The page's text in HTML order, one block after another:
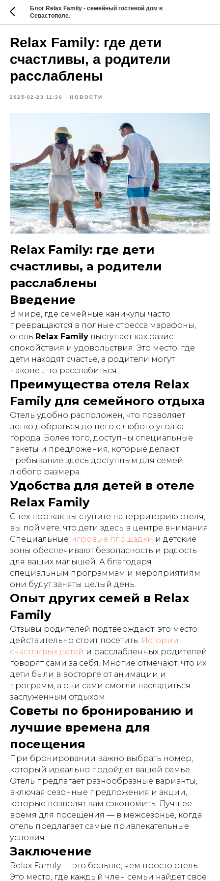
Блог Relax Family - семейный гостевой дом в
Севастополе.
Relax Family: где дети
счастливы, а родители
расслаблены
2025-02-23 11:36 НОВОСТИ
Relax Family: где дети
счастливы, а родители
расслаблены
Введение
В мире, где семейные каникулы часто
превращаются в полные стресса марафоны,
отель Relax Family выступает как оазис
спокойствия и удовольствия. Это место, где
дети находят счастье, а родители могут
наконец-то расслабиться.
Преимущества отеля Relax
Family для семейного отдыха
Отель удобно расположен, что позволяет
легко добраться до него с любого уголка
города. Более того, доступны специальные
пакеты и предложения, которые делают
пребывание здесь доступным для семей
любого размера.
Удобства для детей в отеле
Relax Family
С тех пор как вы ступите на территорию отеля,
вы поймете, что дети здесь в центре внимания.
Специальные игровые площадки и детские
зоны обеспечивают безопасность и радость
для ваших малышей. А благодаря
специальным программам и мероприятиям
они будут заняты целый день.
Опыт других семей в Relax
Family
Отзывы родителей подтверждают: это место
действительно стоит посетить. Истории
счастливых детей и расслабленных родителей
говорят сами за себя. Многие отмечают, что их
дети были в восторге от анимации и
программ, а они сами смогли насладиться
заслуженным отдыхом.
Советы по бронированию и
лучшие времена для
посещения
При бронировании важно выбрать номер,
который идеально подойдет вашей семье.
Отель предлагает разнообразные варианты,
включая сезонные предложения и акции,
которые позволят вам сэкономить. Лучшее
время для посещения — в межсезонье, когда
отель предлагает самые привлекательные
условия.
Заключение
Relax Family — это больше, чем просто отель.
Это место, где каждый член семьи найдет свое